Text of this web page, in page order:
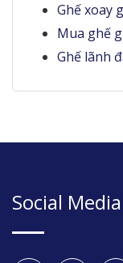
Ghế xoay
Mua ghế
Ghế lãnh
Social Media